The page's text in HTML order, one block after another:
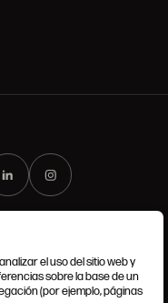
el uso del sitio web y
sobre la base de un
(por ejemplo, páginas